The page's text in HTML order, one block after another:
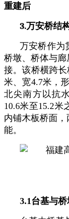
重建后
3.万安桥结
万安桥作为
桥墩、桥体与
接。该桥横跨
米、宽4.7米，
北尖南方以抗
10.6米至15.2米
内铺木板桥面
能。
3.1 台基与桥